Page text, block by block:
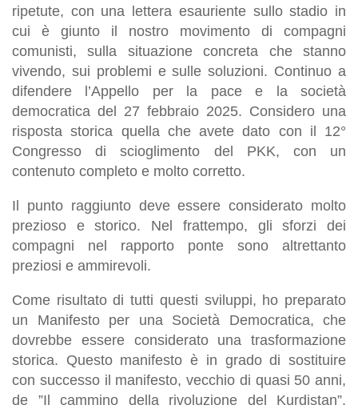
ripetute, con una lettera esauriente sullo stadio in
cui è giunto il nostro movimento di compagni
comunisti, sulla situazione concreta che stanno
vivendo, sui problemi e sulle soluzioni. Continuo a
difendere l’Appello per la pace e la società
democratica del 27 febbraio 2025. Considero una
risposta storica quella che avete dato con il 12°
Congresso di scioglimento del PKK, con un
contenuto completo e molto corretto.
Il punto raggiunto deve essere considerato molto
prezioso e storico. Nel frattempo, gli sforzi dei
compagni nel rapporto ponte sono altrettanto
preziosi e ammirevoli.
Come risultato di tutti questi sviluppi, ho preparato
un Manifesto per una Società Democratica, che
dovrebbe essere considerato una trasformazione
storica. Questo manifesto è in grado di sostituire
con successo il manifesto, vecchio di quasi 50 anni,
de ”Il cammino della rivoluzione del Kurdistan”.